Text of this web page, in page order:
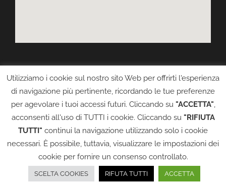
©2026 TMA DI MARCON KRISTIAN| All Rights Reserved | P.IVA:
02186640021 |Informativa Privacy|Cookie Policy
Powered by2000net Srl - Borgosesia (VC)| Platform SmartWEB360°
Utilizziamo i cookie sul nostro sito Web per offrirti l'esperienza
di navigazione più pertinente, ricordando le tue preferenze
per agevolare i tuoi accessi futuri. Cliccando su "ACCETTA",
acconsenti all'uso di TUTTI i cookie. Cliccando su "RIFIUTA
TUTTI" continui la navigazione utilizzando solo i cookie
necessari. È possibile, tuttavia, visualizzare le impostazioni dei
cookie per fornire un consenso controllato.
SCELTA COOKIES RIFUTA TUTTI ACCETTA